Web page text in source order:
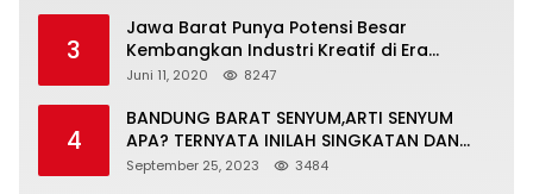
3
Jawa Barat Punya Potensi Besar
Kembangkan Industri Kreatif di Era
Normal Baru
Juni 11, 2020 8247
4
BANDUNG BARAT SENYUM,ARTI SENYUM
APA? TERNYATA INILAH SINGKATAN DAN
MAKNANYA
September 25, 2023 3484